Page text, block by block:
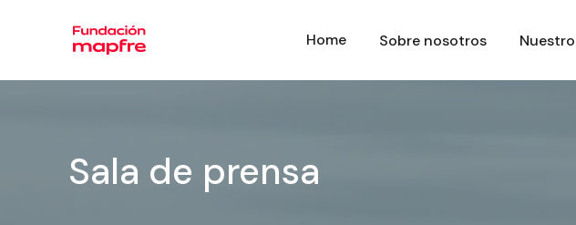
Home Sobre nosotros
Sala de prensa